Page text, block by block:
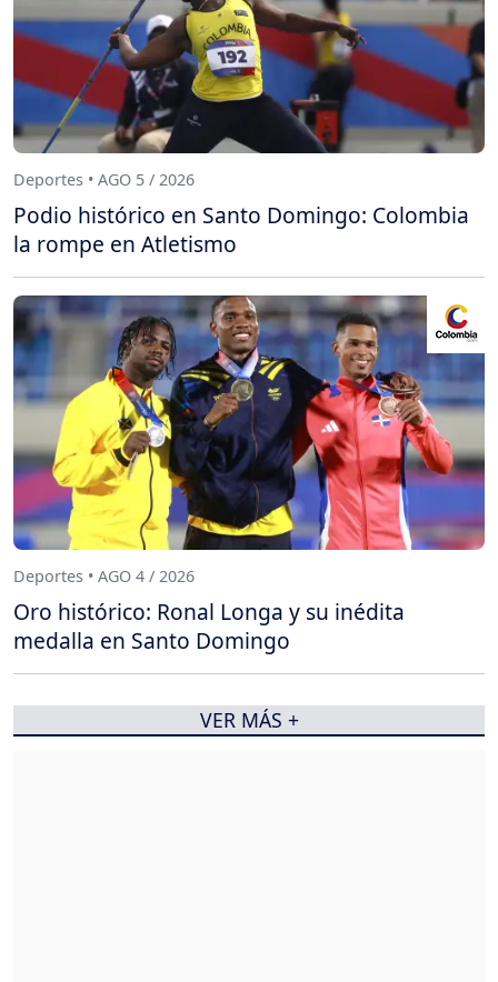
Deportes • AGO 5 / 2026
Podio histórico en Santo Domingo: Colombia
la rompe en Atletismo
Deportes • AGO 4 / 2026
Oro histórico: Ronal Longa y su inédita
medalla en Santo Domingo
VER MÁS +